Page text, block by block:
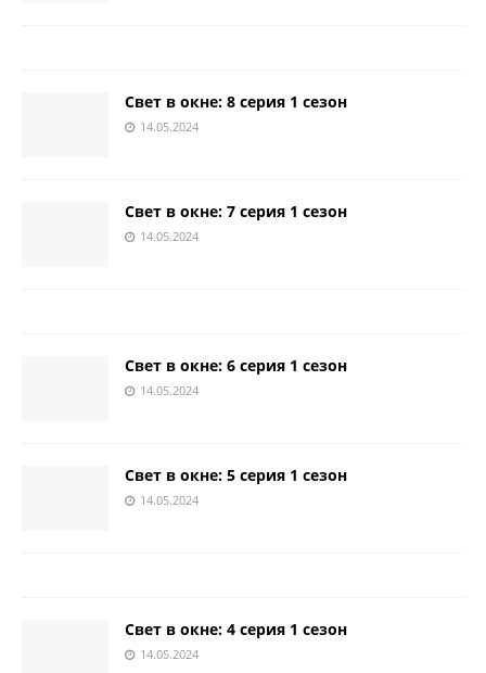
Свет в окне: 8 серия 1 сезон
14.05.2024
Свет в окне: 7 серия 1 сезон
14.05.2024
Свет в окне: 6 серия 1 сезон
14.05.2024
Свет в окне: 5 серия 1 сезон
14.05.2024
Свет в окне: 4 серия 1 сезон
14.05.2024